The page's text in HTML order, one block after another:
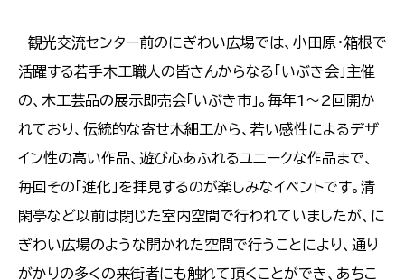
観光交流センター前のにぎわい広場では、小田原・箱根で
活躍する若手木工職人の皆さんからなる「いぶき会」主催
の、木工芸品の展示即売会「いぶき市」。毎年1～2回開か
れており、伝統的な寄せ木細工から、若い感性によるデザ
イン性の高い作品、遊び心あふれるユニークな作品まで、
毎回その「進化」を拝見するのが楽しみなイベントです。清
閑亭など以前は閉じた室内空間で行われていましたが、に
ぎわい広場のような開かれた空間で行うことにより、通り
がかりの多くの来街者にも触れて頂くことができ、あちこ